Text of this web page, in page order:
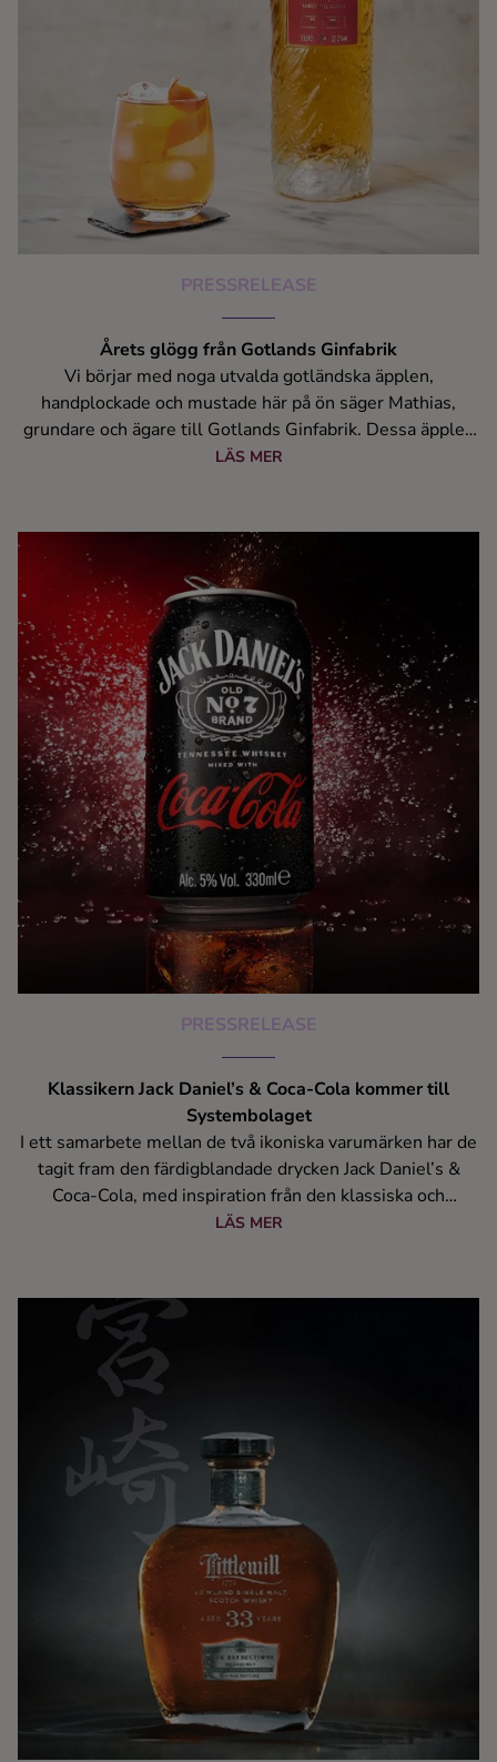
PRESSRELEASE
Årets glögg från Gotlands Ginfabrik
Vi börjar med noga utvalda gotländska äpplen,
handplockade och mustade här på ön säger Mathias,
grundare och ägare till Gotlands Ginfabrik. Dessa äpplen
kokas tillsammans med traditionella julkryddor, apelsin
balansen. Med framgången år 2022 och flertalet ”Bäst i
Test” utmärkelser, inbjuder vi dig att njuta av vår
moderna tolkning av en klassisk favorit. Begränsad
upplaga som bara säljs kring jul.
LÄS MER
PRESSRELEASE
Klassikern Jack Daniel’s & Coca-Cola kommer till
Systembolaget
I ett samarbete mellan de två ikoniska varumärken har de
tagit fram den färdigblandade drycken Jack Daniel’s &
Coca-Cola, med inspiration från den klassiska och
välkända drinken Jack & Coke. Den färdigblandade drinken
Jack Daniel’s & Coca-Cola kommer finnas i
Systembolagets fasta sortiment över hela Sverige.
LÄS MER